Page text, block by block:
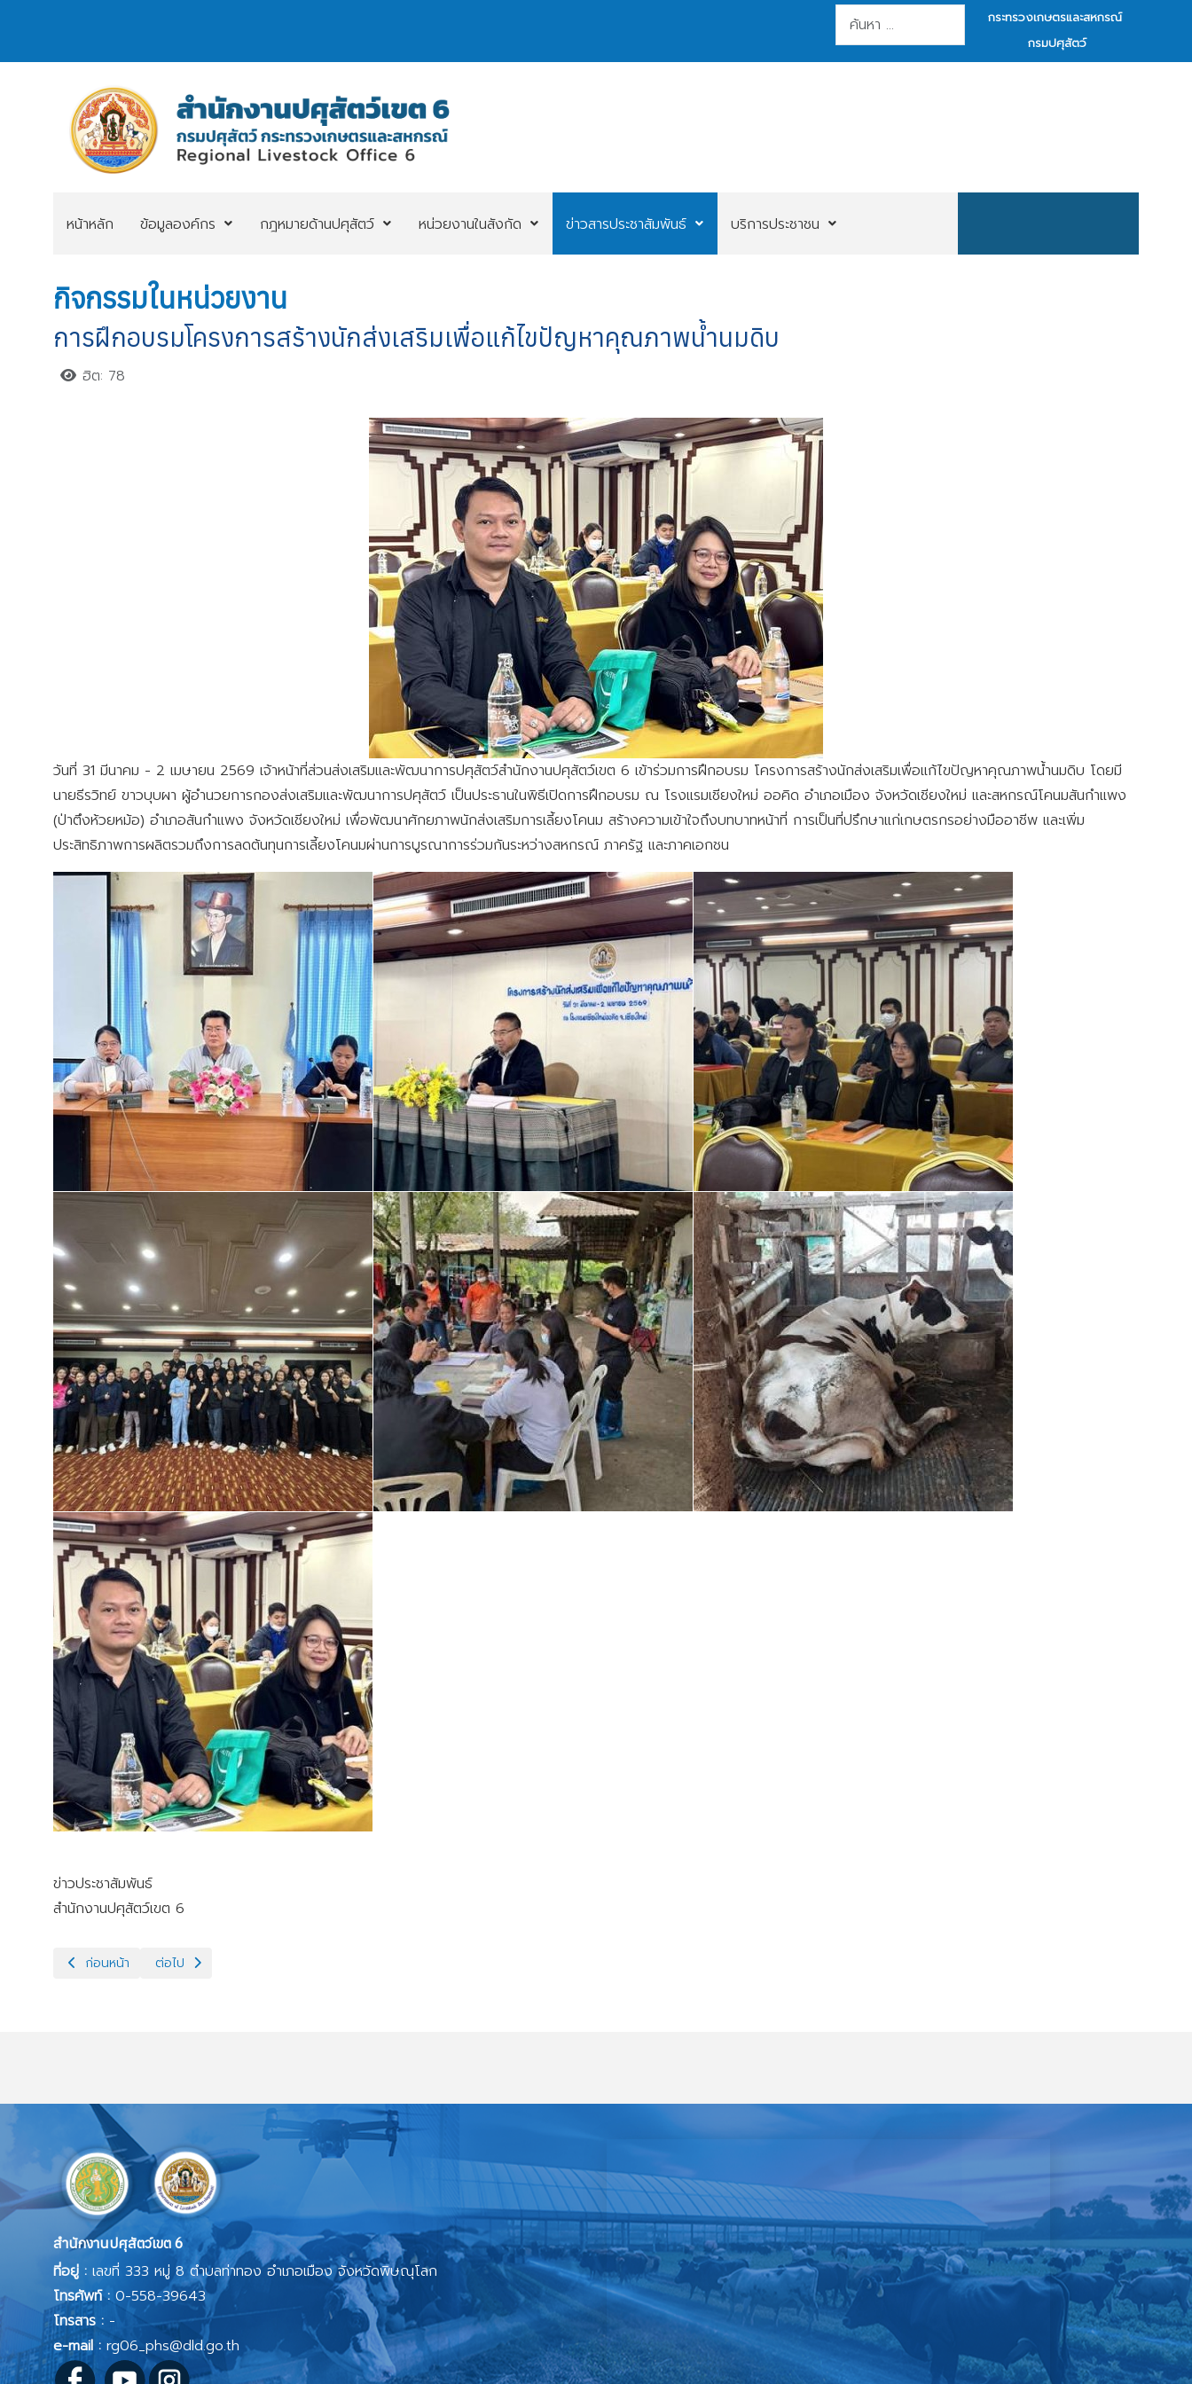
การค้นหา
กระทรวงเกษตรและสหกรณ์
กรมปศุสัตว์
หน้าหลัก ข้อมูลองค์กร กฎหมายด้านปศุสัตว์ หน่วยงานในสังกัด ข่าวสารประชาสัมพันธ์ บริการประชาชน
กิจกรรมในหน่วยงาน
การฝึกอบรมโครงการสร้างนักส่งเสริมเพื่อแก้ไขปัญหาคุณภาพน้ำนมดิบ
ฮิต: 78
วันที่ 31 มีนาคม - 2 เมษายน 2569 เจ้าหน้าที่ส่วนส่งเสริมและพัฒนาการปศุสัตว์สำนักงานปศุสัตว์เขต 6 เข้าร่วมการฝึกอบรม โครงการสร้างนักส่งเสริมเพื่อแก้ไขปัญหาคุณภาพน้ำนมดิบ โดยมี
นายธีรวิทย์ ขาวบุบผา ผู้อำนวยการกองส่งเสริมและพัฒนาการปศุสัตว์ เป็นประธานในพิธีเปิดการฝึกอบรม ณ โรงแรมเชียงใหม่ ออคิด อำเภอเมือง จังหวัดเชียงใหม่ และสหกรณ์โคนมสันกำแพง
(ป่าตึงห้วยหม้อ) อำเภอสันกำแพง จังหวัดเชียงใหม่ เพื่อพัฒนาศักยภาพนักส่งเสริมการเลี้ยงโคนม สร้างความเข้าใจถึงบทบาทหน้าที่ การเป็นที่ปรึกษาแก่เกษตรกรอย่างมืออาชีพ และเพิ่ม
ประสิทธิภาพการผลิตรวมถึงการลดต้นทุนการเลี้ยงโคนมผ่านการบูรณาการร่วมกันระหว่างสหกรณ์ ภาครัฐ และภาคเอกชน
ข่าวประชาสัมพันธ์
สำนักงานปศุสัตว์เขต 6
เนื้อหาก่อนหน้า: ตรวจประเมินสถานภาพฟาร์มปลอดโรคปากและเท้าเปื่อย จังหวัดนครสวรรค์
ก่อนหน้า เนื้อหาถัดไป: ติดตามการดำเนินงานด้านสุขภาพสัตว์และบูรณาการร่วมกับกรมควบคุมโรค ลงพื้นที่ติดตามสถานการณ์และวางมาตรการควบคุมโรคบรูเซลลาในพื้นที่ จ.อุทัยธานี
ต่อไป
สำนักงานปศุสัตว์เขต 6
ที่อยู่ :เลขที่ 333 หมู่ 8 ตำบลท่าทอง อำเภอเมือง จังหวัดพิษณุโลก
โทรศัพท์ :0-558-39643
โทรสาร : -
e-mail :rg06_phs@dld.go.th